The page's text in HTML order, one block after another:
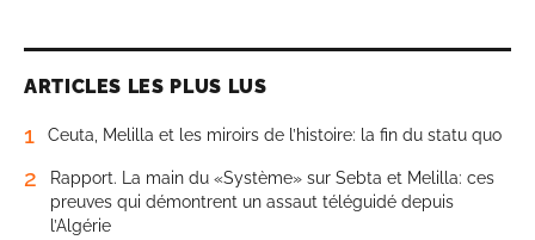
ARTICLES LES PLUS LUS
1 Ceuta, Melilla et les miroirs de l’histoire: la fin du statu quo
2
Rapport. La main du «Système» sur Sebta et Melilla: ces
preuves qui démontrent un assaut téléguidé depuis
l’Algérie